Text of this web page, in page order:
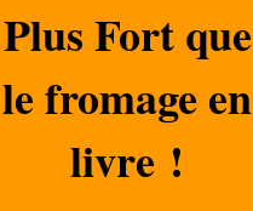
Plus Fort que
le fromage en
livre !